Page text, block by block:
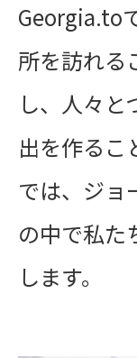
Georgia.to
所を訪れる
し、人々と
出を作るこ
では、ジョ
の中で私た
します。